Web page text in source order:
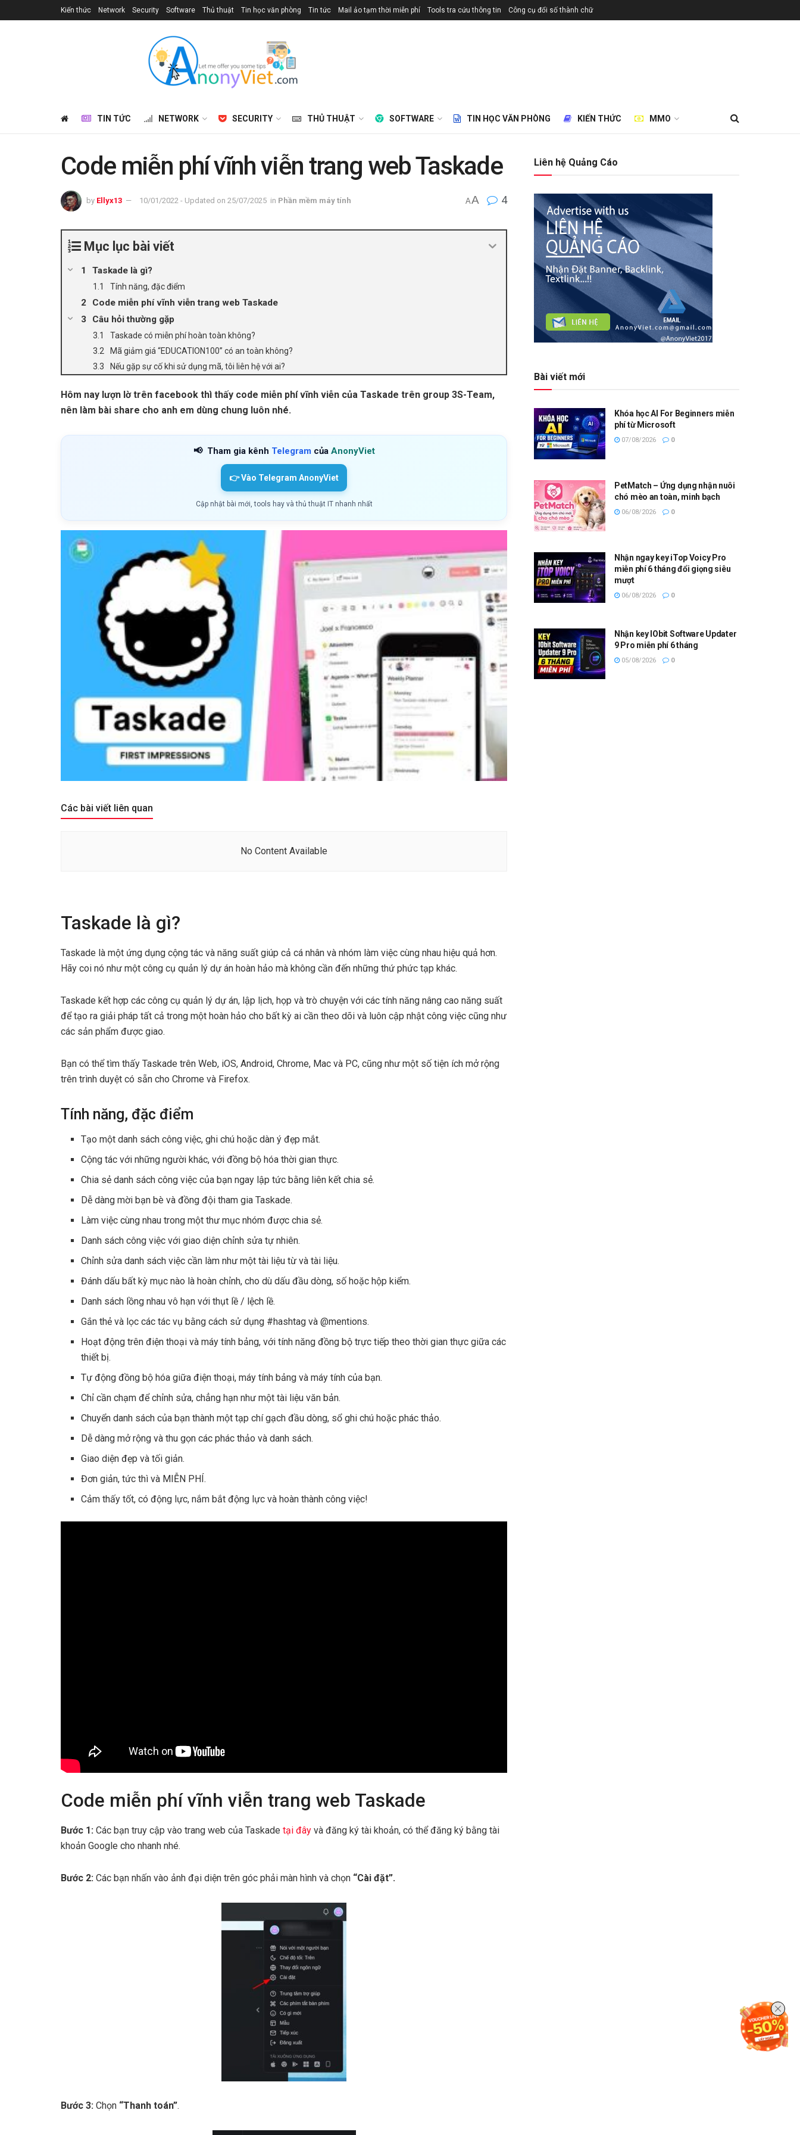
Kiến thức Network Security Software Thủ thuật Tin học văn phòng Tin tức Mail ảo tạm thời miễn phí Tools tra cứu thông tin Công cụ đổi số thành chữ
TIN TỨC NETWORK SECURITY THỦ THUẬT SOFTWARE TIN HỌC VĂN PHÒNG KIẾN THỨC MMO
Code miễn phí vĩnh viễn trang web Taskade
by Ellyx13 10/01/2022 - Updated on 25/07/2025 in Phần mềm máy tính AA 4
Mục lục bài viết
Taskade là gì?
Tính năng, đặc điểm
Code miễn phí vĩnh viễn trang web Taskade
Câu hỏi thường gặp
Taskade có miễn phí hoàn toàn không?
Mã giảm giá “EDUCATION100” có an toàn không?
Nếu gặp sự cố khi sử dụng mã, tôi liên hệ với ai?
Hôm nay lượn lờ trên facebook thì thấy code miễn phí vĩnh viễn của Taskade trên group 3S-Team,
nên làm bài share cho anh em dùng chung luôn nhé.
📢 Tham gia kênh Telegram của AnonyViet
👉 Vào Telegram AnonyViet
Cập nhật bài mới, tools hay và thủ thuật IT nhanh nhất
Các bài viết liên quan
No Content Available
Taskade là gì?
Taskade là một ứng dụng cộng tác và năng suất giúp cả cá nhân và nhóm làm việc cùng nhau hiệu quả hơn.
Hãy coi nó như một công cụ quản lý dự án hoàn hảo mà không cần đến những thứ phức tạp khác.
Taskade kết hợp các công cụ quản lý dự án, lập lịch, họp và trò chuyện với các tính năng nâng cao năng suất
để tạo ra giải pháp tất cả trong một hoàn hảo cho bất kỳ ai cần theo dõi và luôn cập nhật công việc cũng như
các sản phẩm được giao.
Bạn có thể tìm thấy Taskade trên Web, iOS, Android, Chrome, Mac và PC, cũng như một số tiện ích mở rộng
trên trình duyệt có sẵn cho Chrome và Firefox.
Tính năng, đặc điểm
Tạo một danh sách công việc, ghi chú hoặc dàn ý đẹp mắt.
Cộng tác với những người khác, với đồng bộ hóa thời gian thực.
Chia sẻ danh sách công việc của bạn ngay lập tức bằng liên kết chia sẻ.
Dễ dàng mời bạn bè và đồng đội tham gia Taskade.
Làm việc cùng nhau trong một thư mục nhóm được chia sẻ.
Danh sách công việc với giao diện chỉnh sửa tự nhiên.
Chỉnh sửa danh sách việc cần làm như một tài liệu từ và tài liệu.
Đánh dấu bất kỳ mục nào là hoàn chỉnh, cho dù dấu đầu dòng, số hoặc hộp kiểm.
Danh sách lồng nhau vô hạn với thụt lề / lệch lề.
Gắn thẻ và lọc các tác vụ bằng cách sử dụng #hashtag và @mentions.
Hoạt động trên điện thoại và máy tính bảng, với tính năng đồng bộ trực tiếp theo thời gian thực giữa các
thiết bị.
Tự động đồng bộ hóa giữa điện thoại, máy tính bảng và máy tính của bạn.
Chỉ cần chạm để chỉnh sửa, chẳng hạn như một tài liệu văn bản.
Chuyển danh sách của bạn thành một tạp chí gạch đầu dòng, sổ ghi chú hoặc phác thảo.
Dễ dàng mở rộng và thu gọn các phác thảo và danh sách.
Giao diện đẹp và tối giản.
Đơn giản, tức thì và MIỄN PHÍ.
Cảm thấy tốt, có động lực, nắm bắt động lực và hoàn thành công việc!
Code miễn phí vĩnh viễn trang web Taskade
Bước 1: Các bạn truy cập vào trang web của Taskade tại đây và đăng ký tài khoản, có thể đăng ký bằng tài
khoản Google cho nhanh nhé.
Bước 2: Các bạn nhấn vào ảnh đại diện trên góc phải màn hình và chọn “Cài đặt”.
Bước 3: Chọn “Thanh toán”.
Liên hệ Quảng Cáo
Bài viết mới
Khóa học AI For Beginners miễn
phí từ Microsoft
07/08/2026 0
PetMatch – Ứng dụng nhận nuôi
chó mèo an toàn, minh bạch
06/08/2026 0
Nhận ngay key iTop Voicy Pro
miễn phí 6 tháng đổi giọng siêu
mượt
06/08/2026 0
Nhận key IObit Software Updater
9 Pro miễn phí 6 tháng
05/08/2026 0